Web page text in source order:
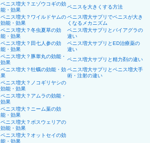
ペニス増大？エゾウコギの効
能・効果
ペニスを大きくする方法
ペニス増大？ワイルドヤムの
効能・効果
ペニス増大サプリでペニスが大き
くなるメカニズム
ペニス増大？冬虫夏草の効
能・効果
ペニス増大サプリとバイアグラの
違い
ペニス増大？田七人参の効
能・効果
ペニス増大サプリとED治療薬の
違い
ペニス増大？豚睾丸の効能・
効果
ペニス増大サプリと精力剤の違い
ペニス増大？牡蠣の効能・効
果
ペニス増大サプリとペニス増大手
術・注射の違い
ペニス増大？ノコギリヤシの
効能・効果
ペニス増大？アムラの効能・
効果
ペニス増大？ニーム葉の効
能・効果
ペニス増大？ボスウェリアの
効能・効果
ペニス増大？オットセイの効
能・効果